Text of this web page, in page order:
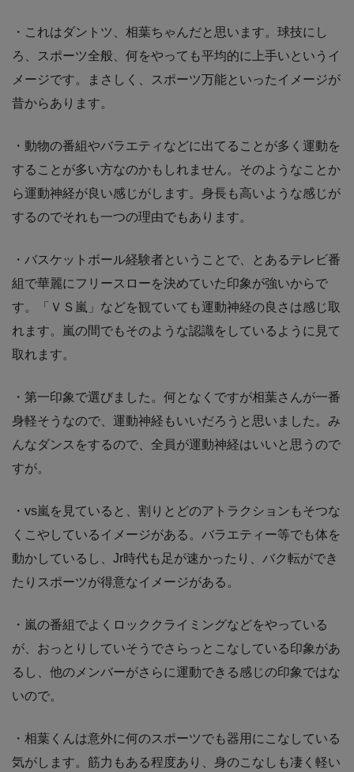
・これはダントツ、相葉ちゃんだと思います。球技にし
ろ、スポーツ全般、何をやっても平均的に上手いというイ
メージです。まさしく、スポーツ万能といったイメージが
昔からあります。
・動物の番組やバラエティなどに出てることが多く運動を
することが多い方なのかもしれません。そのようなことか
ら運動神経が良い感じがします。身長も高いような感じが
するのでそれも一つの理由でもあります。
・バスケットボール経験者ということで、とあるテレビ番
組で華麗にフリースローを決めていた印象が強いからで
す。「ＶＳ嵐」などを観ていても運動神経の良さは感じ取
れます。嵐の間でもそのような認識をしているように見て
取れます。
・第一印象で選びました。何となくですが相葉さんが一番
身軽そうなので、運動神経もいいだろうと思いました。み
んなダンスをするので、全員が運動神経はいいと思うので
すが。
・vs嵐を見ていると、割りとどのアトラクションもそつな
くこやしているイメージがある。バラエティー等でも体を
動かしているし、Jr時代も足が速かったり、バク転ができ
たりスポーツが得意なイメージがある。
・嵐の番組でよくロッククライミングなどをやっている
が、おっとりしていそうでさらっとこなしている印象があ
るし、他のメンバーがさらに運動できる感じの印象ではな
いので。
・相葉くんは意外に何のスポーツでも器用にこなしている
気がします。筋力もある程度あり、身のこなしも凄く軽い